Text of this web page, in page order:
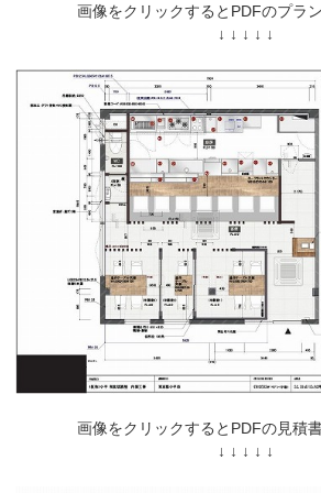
画像をクリックするとPDFのプラ
↓ ↓ ↓ ↓ ↓
画像をクリックするとPDFの見積
↓ ↓ ↓ ↓ ↓